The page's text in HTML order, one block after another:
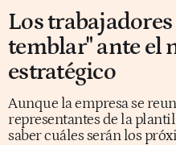
Los trabajadores
temblar" ante el
estratégico
Aunque la empresa se
representantes de la
saber cuáles serán los